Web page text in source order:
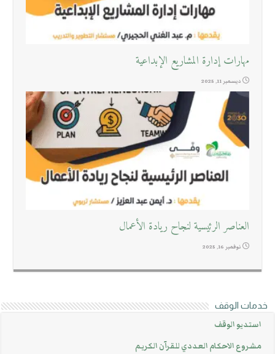
مهارات إدارة المشاريع الإبداعية
ديسمبر 11, 2025
العناصر الرئيسية لنجاح ريادة الأعمال
نوفمبر 16, 2025
خدمات الوقف
استديو الوقف
مشروع الاحكام العددي للقرآن الكريم